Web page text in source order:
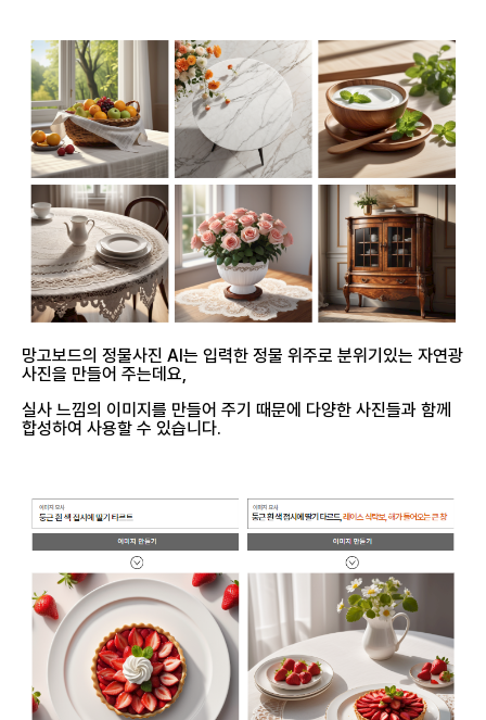
망고보드의 정물사진 AI는 입력한 정물 위주로 분위기있는 자연광
사진을 만들어 주는데요,
실사 느낌의 이미지를 만들어 주기 때문에 다양한 사진들과 함께
합성하여 사용할 수 있습니다.